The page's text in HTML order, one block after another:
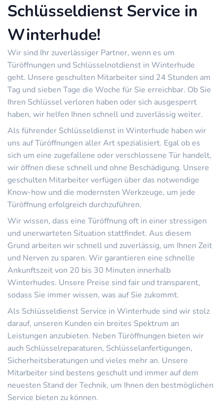
Schlüsseldienst Service in
Winterhude!
Wir sind Ihr zuverlässiger Partner, wenn es um
Türöffnungen und Schlüsselnotdienst in Winterhude
geht. Unsere geschulten Mitarbeiter sind 24 Stunden am
Tag und sieben Tage die Woche für Sie erreichbar. Ob Sie
Ihren Schlüssel verloren haben oder sich ausgesperrt
haben, wir helfen Ihnen schnell und zuverlässig weiter.
Als führender Schlüsseldienst in Winterhude haben wir
uns auf Türöffnungen aller Art spezialisiert. Egal ob es
sich um eine zugefallene oder verschlossene Tür handelt,
wir öffnen diese schnell und ohne Beschädigung. Unsere
geschulten Mitarbeiter verfügen über das notwendige
Know-how und die modernsten Werkzeuge, um jede
Türöffnung erfolgreich durchzuführen.
Wir wissen, dass eine Türöffnung oft in einer stressigen
und unerwarteten Situation stattfindet. Aus diesem
Grund arbeiten wir schnell und zuverlässig, um Ihnen Zeit
und Nerven zu sparen. Wir garantieren eine schnelle
Ankunftszeit von 20 bis 30 Minuten innerhalb
Winterhudes. Unsere Preise sind fair und transparent,
sodass Sie immer wissen, was auf Sie zukommt.
Als Schlüsseldienst Service in Winterhude sind wir stolz
darauf, unseren Kunden ein breites Spektrum an
Leistungen anzubieten. Neben Türöffnungen bieten wir
auch Schlüsselreparaturen, Schlüsselanfertigungen,
Sicherheitsberatungen und vieles mehr an. Unsere
Mitarbeiter sind bestens geschult und immer auf dem
neuesten Stand der Technik, um Ihnen den bestmöglichen
Service bieten zu können.